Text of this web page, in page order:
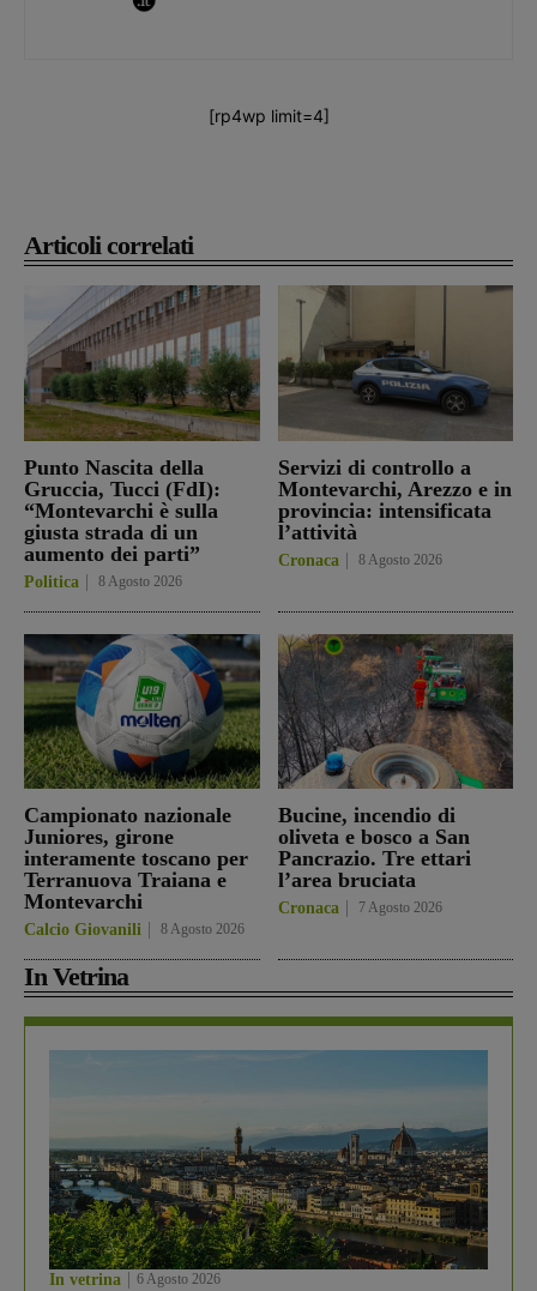
Articoli correlati
Punto Nascita della
Gruccia, Tucci (FdI):
“Montevarchi è sulla
giusta strada di un
aumento dei parti”
Politica 8 Agosto 2026
Servizi di controllo a
Montevarchi, Arezzo e in
provincia: intensificata
l’attività
Cronaca 8 Agosto 2026
Campionato nazionale
Juniores, girone
interamente toscano per
Terranuova Traiana e
Montevarchi
Calcio Giovanili 8 Agosto 2026
Bucine, incendio di
oliveta e bosco a San
Pancrazio. Tre ettari
l’area bruciata
Cronaca 7 Agosto 2026
In Vetrina
In vetrina 6 Agosto 2026
[rp4wp limit=4]